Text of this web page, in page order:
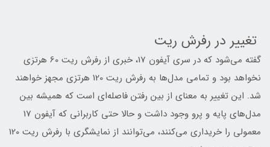
تغییر در رفرش ریت
گفته می‌شود که در سری آیفون 17، خبری از رفرش ریت 60 هرتزی
نخواهد بود و تمامی مدل‌ها به رفرش ریت 120 هرتزی مجهز خواهند
شد. این تغییر به معنای از بین رفتن فاصله‌ای است که همیشه بین
مدل‌های پایه و پرو وجود داشت و حالا حتی کاربرانی که آیفون 17
معمولی را خریداری می‌کنند، می‌توانند از نمایشگری با رفرش ریت 120